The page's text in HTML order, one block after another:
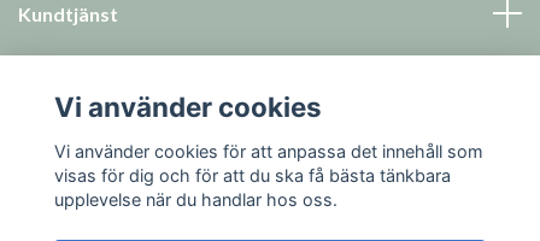
Kundtjänst
Sociala medier
Vi använder cookies
Vi använder cookies för att anpassa det innehåll som
visas för dig och för att du ska få bästa tänkbara
upplevelse när du handlar hos oss.